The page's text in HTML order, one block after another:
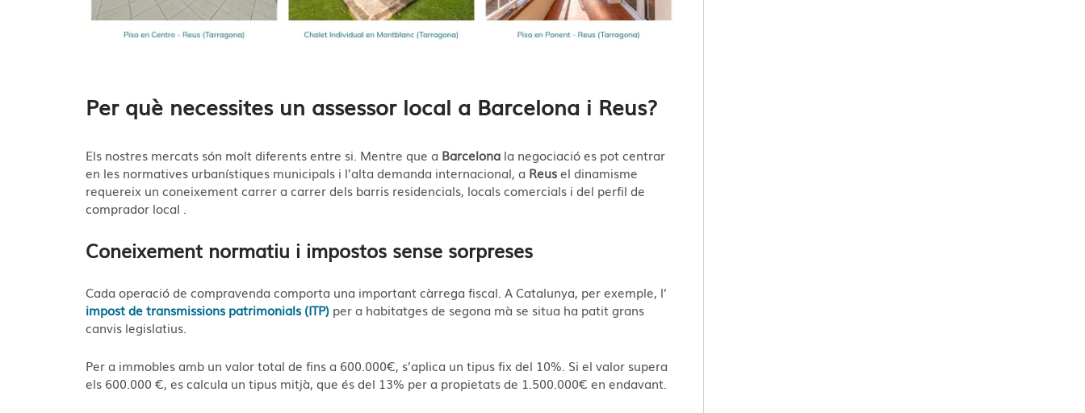
Per què necessites un assessor local a Barcelona i Reus?
Els nostres mercats són molt diferents entre si. Mentre que a Barcelona la negociació es pot centrar
en les normatives urbanístiques municipals i l’alta demanda internacional, a Reusel dinamisme
requereix un coneixement carrer a carrer dels barris residencials, locals comercials i del perfil de
comprador local
Coneixement normatiu i impostos sense sorpreses
Cada operació de compravenda comporta una important càrrega fiscal. A Catalunya, per exemple, l’
impost de transmissions patrimonials (ITP) per a habitatges de segona mà se situa ha patit grans
canvis legislatius.
Per a immobles amb un valor total de fins a 600.000€, s’aplica un tipus fix del 10%. Si el valor supera
els 600.000 €, es calcula un tipus mitjà, que és del 13% per a propietats de 1.500.000€ en endavant.